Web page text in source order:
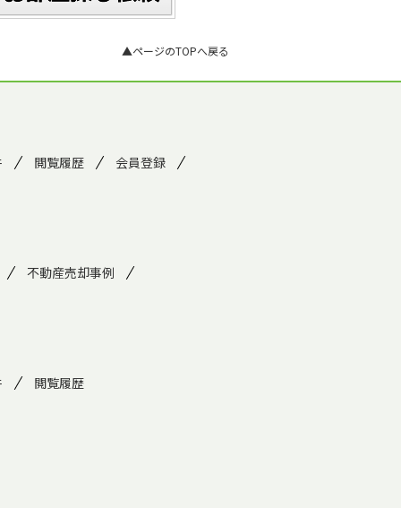
▲ページのTOPへ戻る
閲覧履歴 会員登録
不動産売却事例
閲覧履歴